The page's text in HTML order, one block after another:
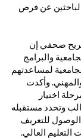
عن فرص
صحفي إن
والبرامج
لمساعدتهم
وأكدت
اختيار
وتحدد مستقبله
للتعريف
العالي.